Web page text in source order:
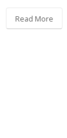
Read More